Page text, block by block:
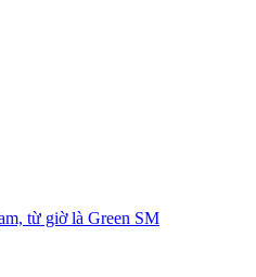
từ giờ là Green SM